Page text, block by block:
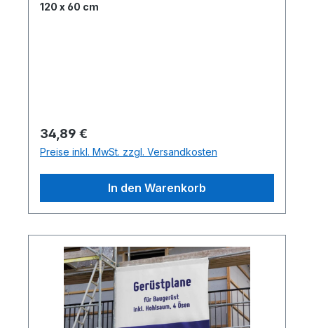
120 x 60 cm
Regulärer Preis:
34,89 €
Preise inkl. MwSt. zzgl. Versandkosten
In den Warenkorb